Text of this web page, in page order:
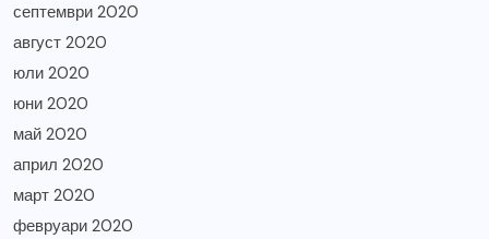
септември 2020
август 2020
юли 2020
юни 2020
май 2020
април 2020
март 2020
февруари 2020